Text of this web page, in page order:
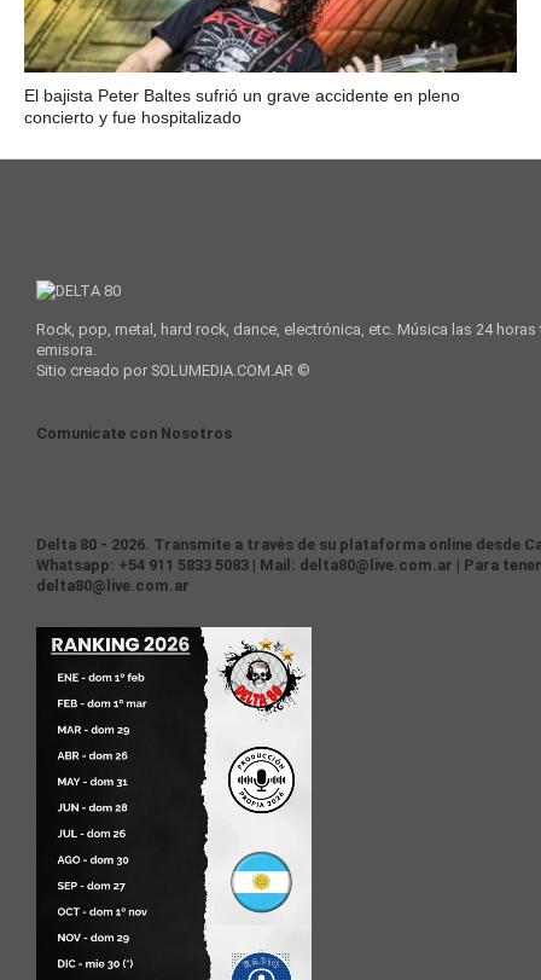
El bajista Peter Baltes sufrió un grave accidente en pleno
concierto y fue hospitalizado
Rock, pop, metal, hard rock, dance, electrónica, etc. Música las 24
emisora.
Sitio creado por SOLUMEDIA.COM.AR ©
Comunicate con Nosotros
Delta 80 - 2026. Transmite a través de su plataforma online desde
Whatsapp: +54 911 5833 5083 | Mail: delta80@live.com.ar | Para
delta80@live.com.ar